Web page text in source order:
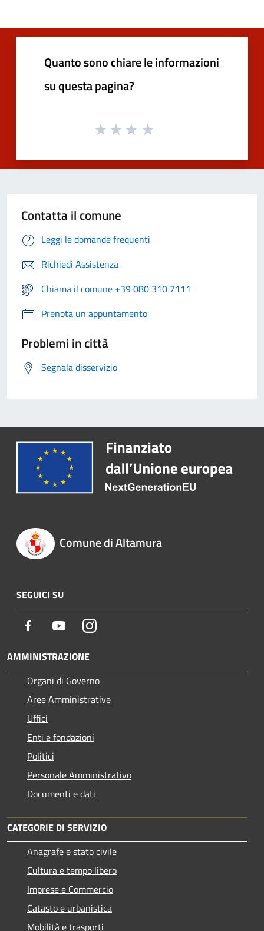
Quanto sono chiare le informazioni
su questa pagina?
Contatta il comune
Leggi le domande frequenti
Richiedi Assistenza
Chiama il comune +39 080 310 7111
Prenota un appuntamento
Problemi in città
Segnala disservizio
Comune di Altamura
SEGUICI SU
Facebook YoutubeInstagram
AMMINISTRAZIONE
Organi di Governo
Aree Amministrative
Uffici
Enti e fondazioni
Politici
Personale Amministrativo
Documenti e dati
CATEGORIE DI SERVIZIO
Anagrafe e stato civile
Cultura e tempo libero
Imprese e Commercio
Catasto e urbanistica
Mobilità e trasporti